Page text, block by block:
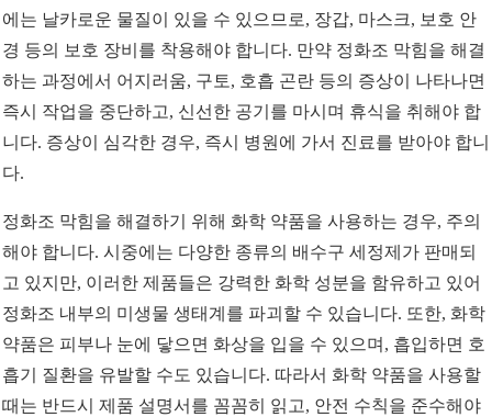
에는 날카로운 물질이 있을 수 있으므로, 장갑, 마스크, 보호 안
경 등의 보호 장비를 착용해야 합니다. 만약 정화조 막힘을 해결
하는 과정에서 어지러움, 구토, 호흡 곤란 등의 증상이 나타나면
즉시 작업을 중단하고, 신선한 공기를 마시며 휴식을 취해야 합
니다. 증상이 심각한 경우, 즉시 병원에 가서 진료를 받아야 합니
다.
정화조 막힘을 해결하기 위해 화학 약품을 사용하는 경우, 주의
해야 합니다. 시중에는 다양한 종류의 배수구 세정제가 판매되
고 있지만, 이러한 제품들은 강력한 화학 성분을 함유하고 있어
정화조 내부의 미생물 생태계를 파괴할 수 있습니다. 또한, 화학
약품은 피부나 눈에 닿으면 화상을 입을 수 있으며, 흡입하면 호
흡기 질환을 유발할 수도 있습니다. 따라서 화학 약품을 사용할
때는 반드시 제품 설명서를 꼼꼼히 읽고, 안전 수칙을 준수해야